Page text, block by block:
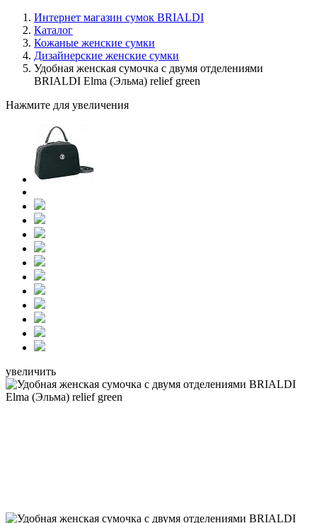
Интернет магазин сумок BRIALDI
Каталог
Кожаные женские сумки
Дизайнерские женские сумки
Удобная женская сумочка с двумя отделениями
BRIALDI Elma (Эльма) relief green
Нажмите для увеличения
увеличить